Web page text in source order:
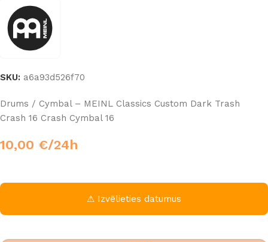
SKU: a6a93d526f70
Drums / Cymbal – MEINL Classics Custom Dark Trash
Crash 16 Crash Cymbal 16
10,00 €/24h
⚠ Izvēlieties datumus